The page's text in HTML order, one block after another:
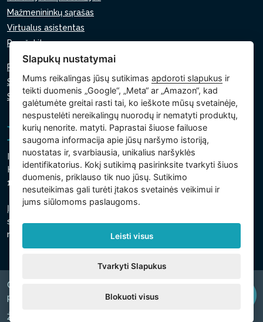
Mažmenininkų sąrašas
Virtualus asistentas
Parašykite mums
Privatumo politika
Slapukų politika
Slapukų nustatymai
Intex Trading, s.r.o.
Hradecká 2526/3
130 00 Praha 3 - Čekija
Įmonė yra registruota Prahos savivaldybės teisme, C
skyriuje, intarpas 74759
regsitracijos numeris 26150808, PVM kodas CZ26150808
Copyright © 2026 INTEX TRADING s.r.o. Všechna
právavyhrazena.
Žiniatinklio svetainė
Slapukų nustatymai
Mums reikalingas jūsų sutikimasapdoroti slapukus ir
teikti duomenis „Google“, „Meta“ ar „Amazon“, kad
galėtumėte greitai rasti tai, ko ieškote mūsų svetainėje,
nespustelėti nereikalingų nuorodų ir nematyti produktų,
kurių nenorite. matyti. Paprastai šiuose failuose
saugoma informacija apie jūsų naršymo istoriją,
nuostatas ir, svarbiausia, unikalius naršyklės
identifikatorius. Kokį sutikimą pasirinksite tvarkyti šiuos
duomenis, priklauso tik nuo jūsų. Sutikimo
nesuteikimas gali turėti įtakos svetainės veikimui ir
jums siūlomoms paslaugoms.
Leisti visus
Tvarkyti Slapukus
Blokuoti visus